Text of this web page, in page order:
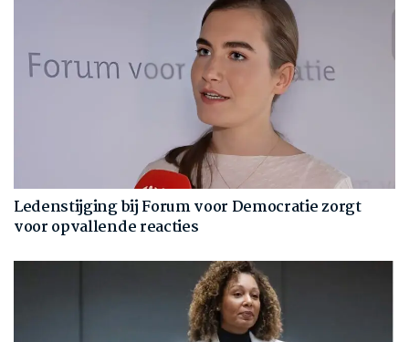
Ledenstijging bij Forum voor Democratie zorgt
voor opvallende reacties